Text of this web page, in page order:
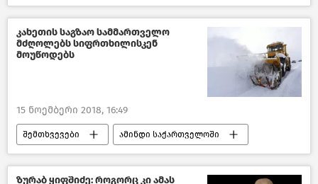
ავტორები ანალიტიკა
კახეთის საგზაო სამმართველო
მძღოლებს სიფრთხილისკენ
მოუწოდებს
15 ნოემბერი 2018, 16:49
შემთხვევები ამინდი საქართველოში
საქართველო
ზურაბ ყიფშიძე: როგორც კი ამას